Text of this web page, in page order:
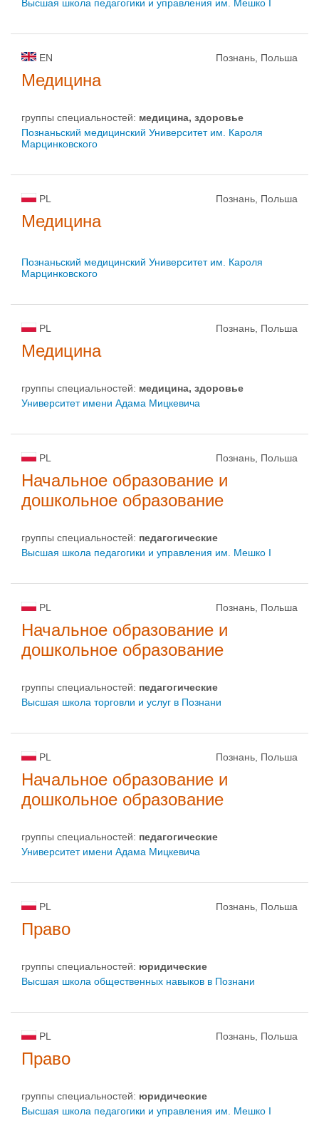
Высшая школа педагогики и управления им. Мешко I
EN Познань, Польша
Медицина
группы специальностей: медицина, здоровье
Познаньский медицинский Университет им. Кароля
Марцинковского
PL Познань, Польша
Медицина
Познаньский медицинский Университет им. Кароля
Марцинковского
PL Познань, Польша
Медицина
группы специальностей: медицина, здоровье
Университет имени Адама Мицкевича
PL Познань, Польша
Начальное образование и
дошкольное образование
группы специальностей: педагогические
Высшая школа педагогики и управления им. Мешко I
PL Познань, Польша
Начальное образование и
дошкольное образование
группы специальностей: педагогические
Высшая школа торговли и услуг в Познани
PL Познань, Польша
Начальное образование и
дошкольное образование
группы специальностей: педагогические
Университет имени Адама Мицкевича
PL Познань, Польша
Право
группы специальностей: юридические
Высшая школа общественных навыков в Познани
PL Познань, Польша
Право
группы специальностей: юридические
Высшая школа педагогики и управления им. Мешко I